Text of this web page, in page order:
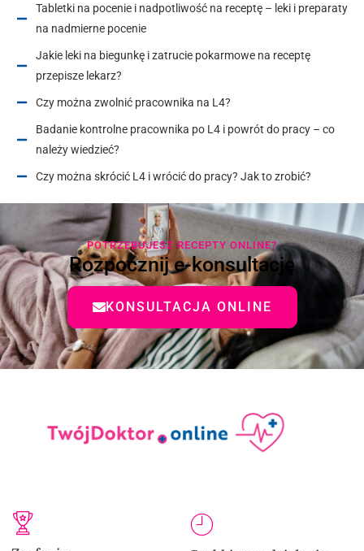
Tabletki na pocenie i nadpotliwość na receptę – leki i preparaty
na nadmierne pocenie
Jakie leki na biegunkę i zatrucie pokarmowe na receptę
przepisze lekarz?
Czy można zwolnić pracownika na L4?
Badanie kontrolne pracownika po L4 i powrót do pracy – co
należy wiedzieć?
Czy można skrócić L4 i wrócić do pracy? Jak to zrobić?
POTRZEBUJESZ RECEPTY ONLINE?
Rozpocznij e-konsultację
KONSULTACJA ONLINE